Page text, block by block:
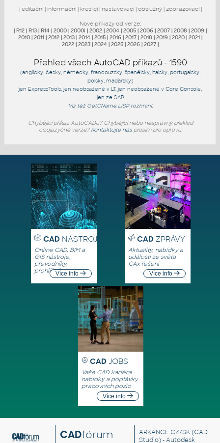
| editační| informační| kreslicí| nastavovací| obslužný| zobrazovací|
Nové příkazy od verze:
| R12 | R13 | R14 | 2000 | 2000i | 2002 | 2004 | 2005 | 2006 | 2007 | 2008 | 2009 |
2010 | 2011 | 2012 | 2013 | 2014 | 2015 | 2016 | 2017 | 2018 | 2019 | 2020 | 2021 |
2022 | 2023 | 2024 | 2025 | 2026 | 2027 |
Přehled všech AutoCAD příkazů - 1590
(anglicky, česky, německy, francouzsky, španělsky, italsky, portugalsky,
polsky, maďarsky)
jen ExpressTools , jen neobsažené v LT, jen neobsažené v Core Console
jen ze SAP
Viz též GetCNameLISP rozhraní.
Chybějící příkaz AutoCADu? Chybějící nebo nesprávný překlad
cizojazyčné verze? Kontaktujte násprosím pro opravu.
CADNÁSTROJE
Online CAD, BIM a
GIS nástroje,
převodníky,
prohlížečeVíce info
CADZPRÁVY
Aktuality, nabídky a
události ze světa
CAx řešení
Více info
CAD JOBS
Vaše CAD kariéra -
nabídky a poptávky
pracovních pozic
Více info
CADfórum ARKANCE CZ/SK(CAD
Studio) - Autodesk